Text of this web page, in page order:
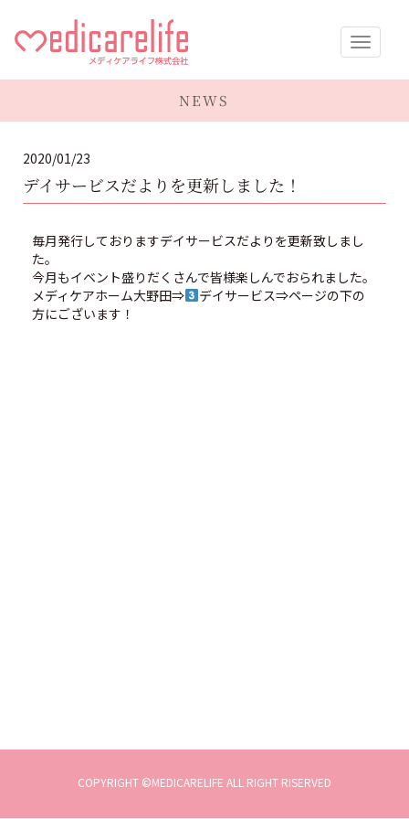
メディケア
会社
NEWS
2020/01/23
デイサービスだよりを更新しました！
毎月発行しておりますデイサービスだよりを更新致しまし
た。
今月もイベント盛りだくさんで皆様楽しんでおられました。
メディケアホーム大野田⇒
デイサービス⇒ページの下の
方にございます！
COPYRIGHT ©MEDICARELIFE ALL RIGHT RISERVED